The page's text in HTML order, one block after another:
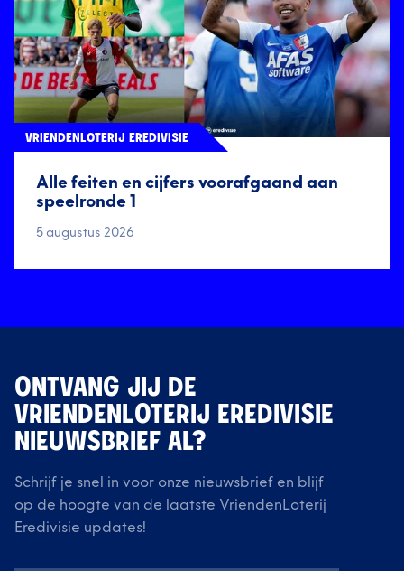
Alle feiten en cijfers voorafgaand aan
speelronde 1
VRIENDENLOTERIJ EREDIVISIE
5 augustus 2026
ONTVANG JIJ DE
VRIENDENLOTERIJ EREDIVISIE
NIEUWSBRIEF AL?
Schrijf je snel in voor onze nieuwsbrief en blijf
op de hoogte van de laatste VriendenLoterij
Eredivisie updates!